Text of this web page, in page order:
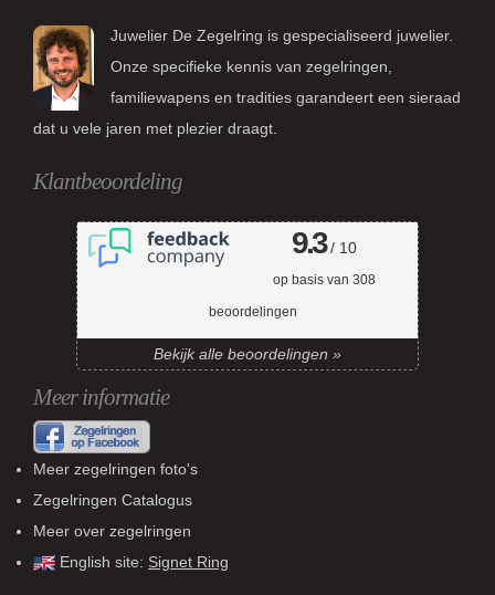
Juwelier De Zegelring is gespecialiseerd juwelier.
Onze specifieke kennis van zegelringen,
familiewapens en tradities garandeert een sieraad
dat u vele jaren met plezier draagt.
Klantbeoordeling
9.3/ 10
op basis van 308
beoordelingen
Bekijk alle beoordelingen »
Meer informatie
Meer zegelringen foto's
Zegelringen Catalogus
Meer over zegelringen
English site: Signet Ring